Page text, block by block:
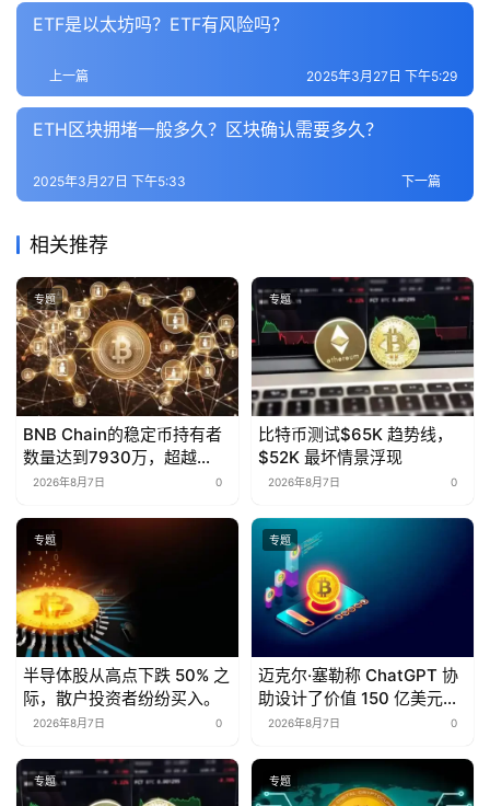
ETF是以太坊吗？ETF有风险吗？
上一篇 2025年3月27日 下午5:29
ETH区块拥堵一般多久？区块确认需要多久？
下一篇
2025年3月27日 下午5:33
相关推荐
专题
BNB Chain的稳定币持有者
数量达到7930万，超越
Tron
2026年8月7日 0
专题
比特币测试$65K 趋势线，
$52K 最坏情景浮现
2026年8月7日 0
专题
半导体股从高点下跌 50% 之
际，散户投资者纷纷买入。
2026年8月7日 0
专题
迈克尔·塞勒称 ChatGPT 协
助设计了价值 150 亿美元的
比特币支持型股票
2026年8月7日 0
专题 专题